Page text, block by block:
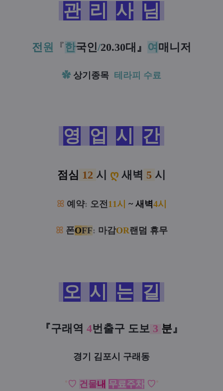
관 리 사 님
전 원 『한국인/20.30대 』 여 매니저
✿ 상기종목 테라피 수료
영 업 시 간
점심 12 시 ღ 새벽 5 시
ꕤ 예 약: 오전 11시 ~ 새벽 4시
ꕤ 폰OFF: 마감OR랜덤 휴무
오 시 는 길
『구래역 4번출구 도보 3 분』
경기 김포시 구래동
˚♡ 건물내 무료주차 ♡˚